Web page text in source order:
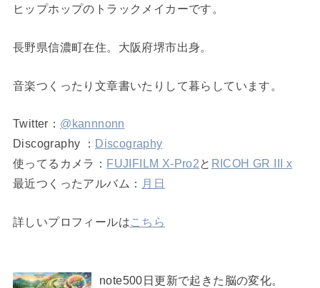
ヒップホップのトラックメイカーです。
長野県信濃町在住。大阪府堺市出身。
音楽つくったり文章書いたりして暮らしています。
Twitter： @kannnonn
Discography ： Discography
使ってるカメラ： FUJIFILM X-Pro2と RICOH GR III x
最近つくったアルバム： 月日
詳しいプロフィールはこちら
note500日更新で起きた脳の変化。